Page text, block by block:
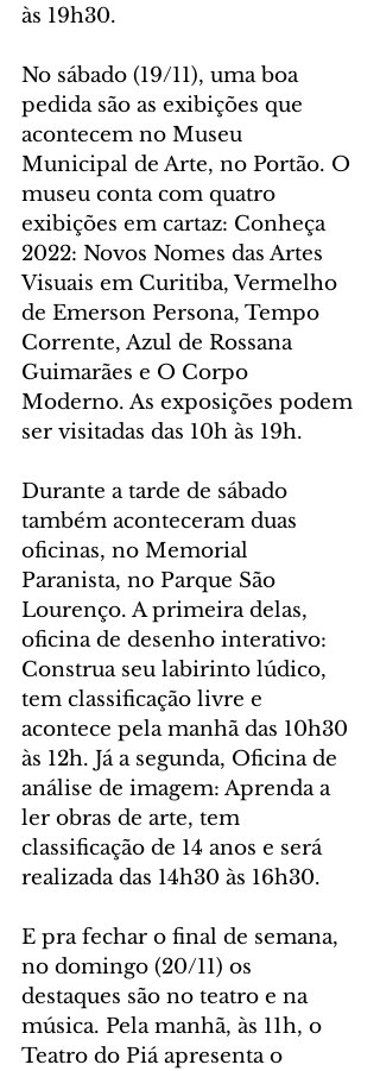
às 19h30.
No sábado (19/11), uma boa
pedida são as exibições que
acontecem no Museu
Municipal de Arte, no Portão. O
museu conta com quatro
exibições em cartaz: Conheça
2022: Novos Nomes das Artes
Visuais em Curitiba, Vermelho
de Emerson Persona, Tempo
Corrente, Azul de Rossana
Guimarães e O Corpo
Moderno. As exposições podem
ser visitadas das 10h às 19h.
Durante a tarde de sábado
também aconteceram duas
oficinas, no Memorial
Paranista, no Parque São
Lourenço. A primeira delas,
oficina de desenho interativo:
Construa seu labirinto lúdico,
tem classificação livre e
acontece pela manhã das 10h30
às 12h. Já a segunda, Oficina de
análise de imagem: Aprenda a
ler obras de arte, tem
classificação de 14 anos e será
realizada das 14h30 às 16h30.
E pra fechar o final de semana,
no domingo (20/11) os
destaques são no teatro e na
música. Pela manhã, às 11h, o
Teatro do Piá apresenta o